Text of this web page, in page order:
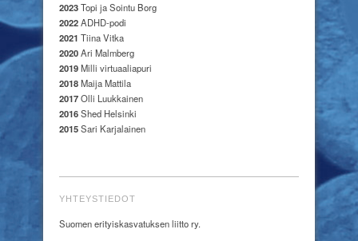
2023Topi ja Sointu Borg
2022ADHD-podi
2021 Tiina Vitka
2020Ari Malmberg
2019Milli virtuaaliapuri
2018Maija Mattila
2017Olli Luukkainen
2016Shed Helsinki
2015Sari Karjalainen
YHTEYSTIEDOT
Suomen erityiskasvatuksen liitto ry.